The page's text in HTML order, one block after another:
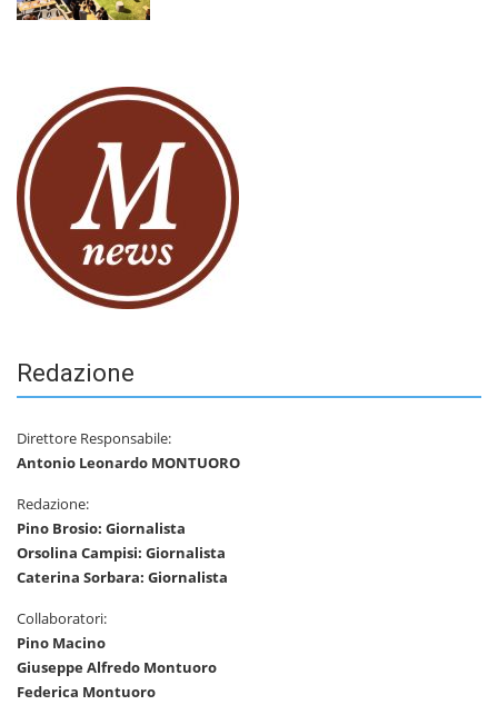
Redazione
Direttore Responsabile:
Antonio Leonardo MONTUORO
Redazione:
Pino Brosio: Giornalista
Orsolina Campisi: Giornalista
Caterina Sorbara: Giornalista
Collaboratori:
Pino Macino
Giuseppe Alfredo Montuoro
Federica Montuoro